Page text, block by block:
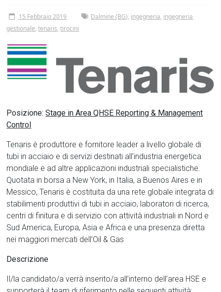
15 Febbraio 2019 Dalmine (BG), ingegneria, ingegneria
gestionale,tenaris,tirocini
Posizione:Stage in Area QHSE Reporting & Management
Control
Tenaris è produttore e fornitore leader a livello globale di
tubi in acciaio e di servizi destinati all’industria energetica
mondiale e ad altre applicazioni industriali specialistiche.
Quotata in borsa a New York, in Italia, a Buenos Aires e in
Messico, Tenaris è costituita da una rete globale integrata di
stabilimenti produttivi di tubi in acciaio, laboratori di ricerca,
centri di finitura e di servizio con attività industriali in Nord e
Sud America, Europa, Asia e Africa e una presenza diretta
nei maggiori mercati dell’Oil & Gas
Descrizione
Il/la candidato/a verrà inserito/a all’interno dell’area HSE e